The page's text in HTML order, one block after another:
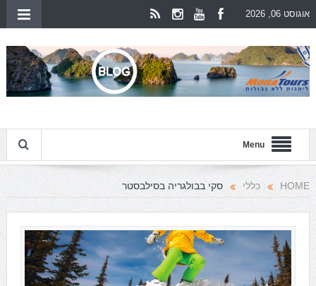
אוגוסט 06, 2026
Menu
HOME כללי סקי בבולגריה בסילבסטר